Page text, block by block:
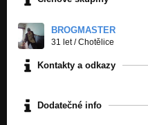
BROGMASTER
31 let/Chotělice
Kontakty a odkazy
Dodatečné info